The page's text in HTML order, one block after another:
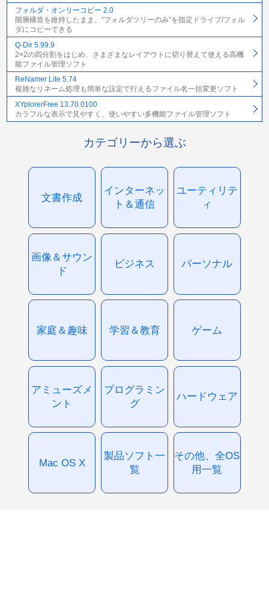
フォルダ・オンリーコピー 2.0
階層構造を維持したまま、“フォルダツリーのみ”を指定ドライブ/フォル
ダにコピーできる
Q-Dir 5.99.9
2×2の四分割をはじめ、さまざまなレイアウトに切り替えて使える高機
能ファイル管理ソフト
ReNamer Lite 5.74
複雑なリネーム処理も簡単な設定で行えるファイル名一括変更ソフト
XYplorerFree 13.70.0100
カラフルな表示で見やすく、使いやすい多機能ファイル管理ソフト
カテゴリーから選ぶ
文書作成
インターネッ
ト＆通信
ユーティリテ
ィ
画像＆サウン
ド
ビジネス パーソナル
家庭＆趣味 学習＆教育 ゲーム
アミューズメ
ント
プログラミン
グ
ハードウェア
Mac OS X
製品ソフト一
覧
その他、全OS
用一覧